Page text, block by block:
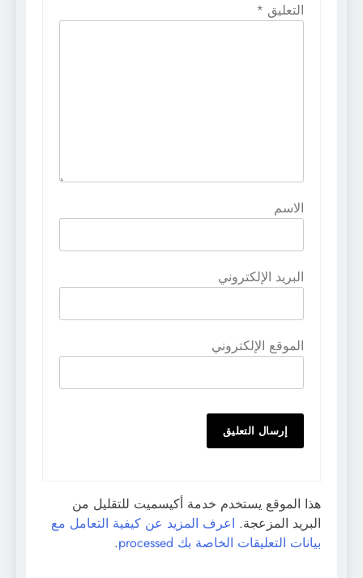
التعليق *
الاسم
البريد الإلكتروني
الموقع الإلكتروني
هذا الموقع يستخدم خدمة أكيسميت للتقليل من
البريد المزعجة. اعرف المزيد عن كيفية التعامل مع
بيانات التعليقات الخاصة بك processed
.